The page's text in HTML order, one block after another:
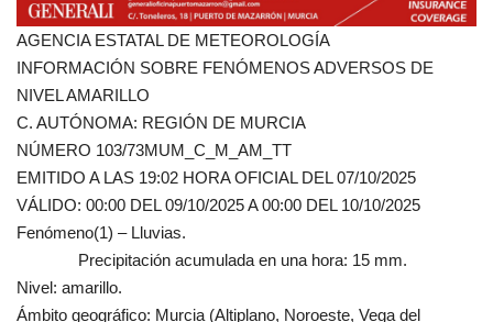
AGENCIA ESTATAL DE METEOROLOGÍA
INFORMACIÓN SOBRE FENÓMENOS ADVERSOS DE
NIVEL AMARILLO
C. AUTÓNOMA: REGIÓN DE MURCIA
NÚMERO 103/73MUM_C_M_AM_TT
EMITIDO A LAS 19:02 HORA OFICIAL DEL 07/10/2025
VÁLIDO: 00:00 DEL 09/10/2025 A 00:00 DEL 10/10/2025
Fenómeno(1) – Lluvias.
Precipitación acumulada en una hora: 15 mm.
Nivel: amarillo.
Ámbito geográfico: Murcia (Altiplano, Noroeste, Vega del